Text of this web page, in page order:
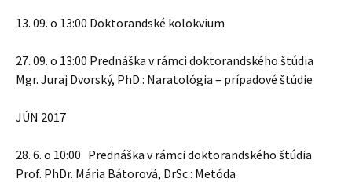
13. 09. o 13:00 Doktorandské kolokvium
27. 09. o 13:00 Prednáška v rámci doktorandského štúdia
Mgr. Juraj Dvorský, PhD.: Naratológia – prípadové štúdie
JÚN 2017
28. 6. o 10:00 Prednáška v rámci doktorandského štúdia
Prof. PhDr. Mária Bátorová, DrSc.: Metóda